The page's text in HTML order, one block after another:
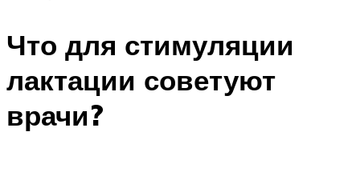
Что для стимуляции
лактации советуют
врачи?